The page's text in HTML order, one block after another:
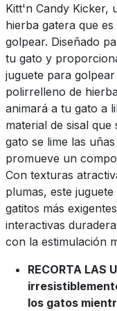
Kitt'n Candy Kicker,
hierba gatera que
golpear. Diseñado
tu gato y
juguete para
polirrelleno de
animará a tu gato a
material de sisal
gato se lime las
promueve un
Con texturas
plumas, este
gatitos más
interactivas
con la estimulación
RECORTA LAS
los gatos